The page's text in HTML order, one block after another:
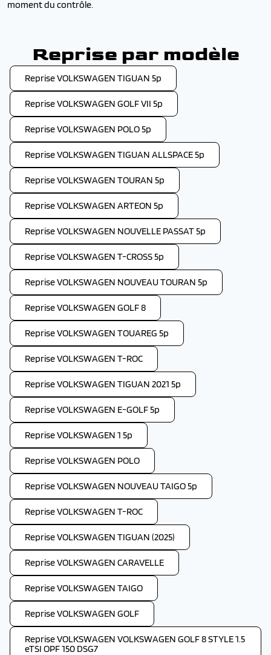
moment du contrôle.
Reprise par modèle
Reprise VOLKSWAGEN TIGUAN 5p
Reprise VOLKSWAGEN GOLF VII 5p
Reprise VOLKSWAGEN POLO 5p
Reprise VOLKSWAGEN TIGUAN ALLSPACE 5p
Reprise VOLKSWAGEN TOURAN 5p
Reprise VOLKSWAGEN ARTEON 5p
Reprise VOLKSWAGEN NOUVELLE PASSAT 5p
Reprise VOLKSWAGEN T-CROSS 5p
Reprise VOLKSWAGEN NOUVEAU TOURAN 5p
Reprise VOLKSWAGEN GOLF 8
Reprise VOLKSWAGEN TOUAREG 5p
Reprise VOLKSWAGEN T-ROC
Reprise VOLKSWAGEN TIGUAN 2021 5p
Reprise VOLKSWAGEN E-GOLF 5p
Reprise VOLKSWAGEN 1 5p
Reprise VOLKSWAGEN POLO
Reprise VOLKSWAGEN NOUVEAU TAIGO 5p
Reprise VOLKSWAGEN T-ROC
Reprise VOLKSWAGEN TIGUAN (2025)
Reprise VOLKSWAGEN CARAVELLE
Reprise VOLKSWAGEN TAIGO
Reprise VOLKSWAGEN GOLF
Reprise VOLKSWAGEN VOLKSWAGEN GOLF 8 STYLE 1.5
eTSI OPF 150 DSG7